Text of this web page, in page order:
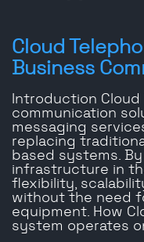
Cloud
Business
Introduction
communication
messaging
replacing
based systems.
infrastructure in
flexibility,
without the need
equipment. How
system operates